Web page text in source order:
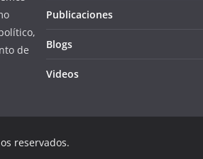
de
Publicaciones
Blogs
Videos
reservados.